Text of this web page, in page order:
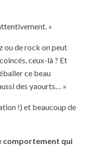
»
ou de rock on peut
ceux-là ? Et
ce beau
des yaourts… »
!) et beaucoup de
comportement qui